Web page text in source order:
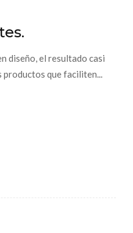
diseño, el resultado casi
productos que faciliten...